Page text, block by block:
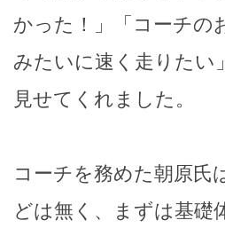
かった！」「コーチの
みたいに速く走りたい
見せてくれました。
コーチを務めた朝原氏
どは無く、まずは基礎